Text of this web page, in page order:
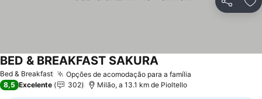
Partilhar
Bed & Breakfast Opções de acomodação para a família
BED & BREAKFAST SAKURAVer preços
8,5 Excelente 302 Milão, a 13.1 km de Pioltello